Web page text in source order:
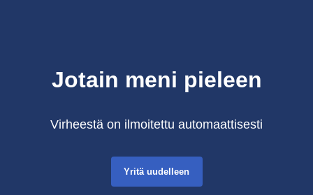
Jotain meni pieleen
Virheestä on ilmoitettu automaattisesti
Yritä uudelleen